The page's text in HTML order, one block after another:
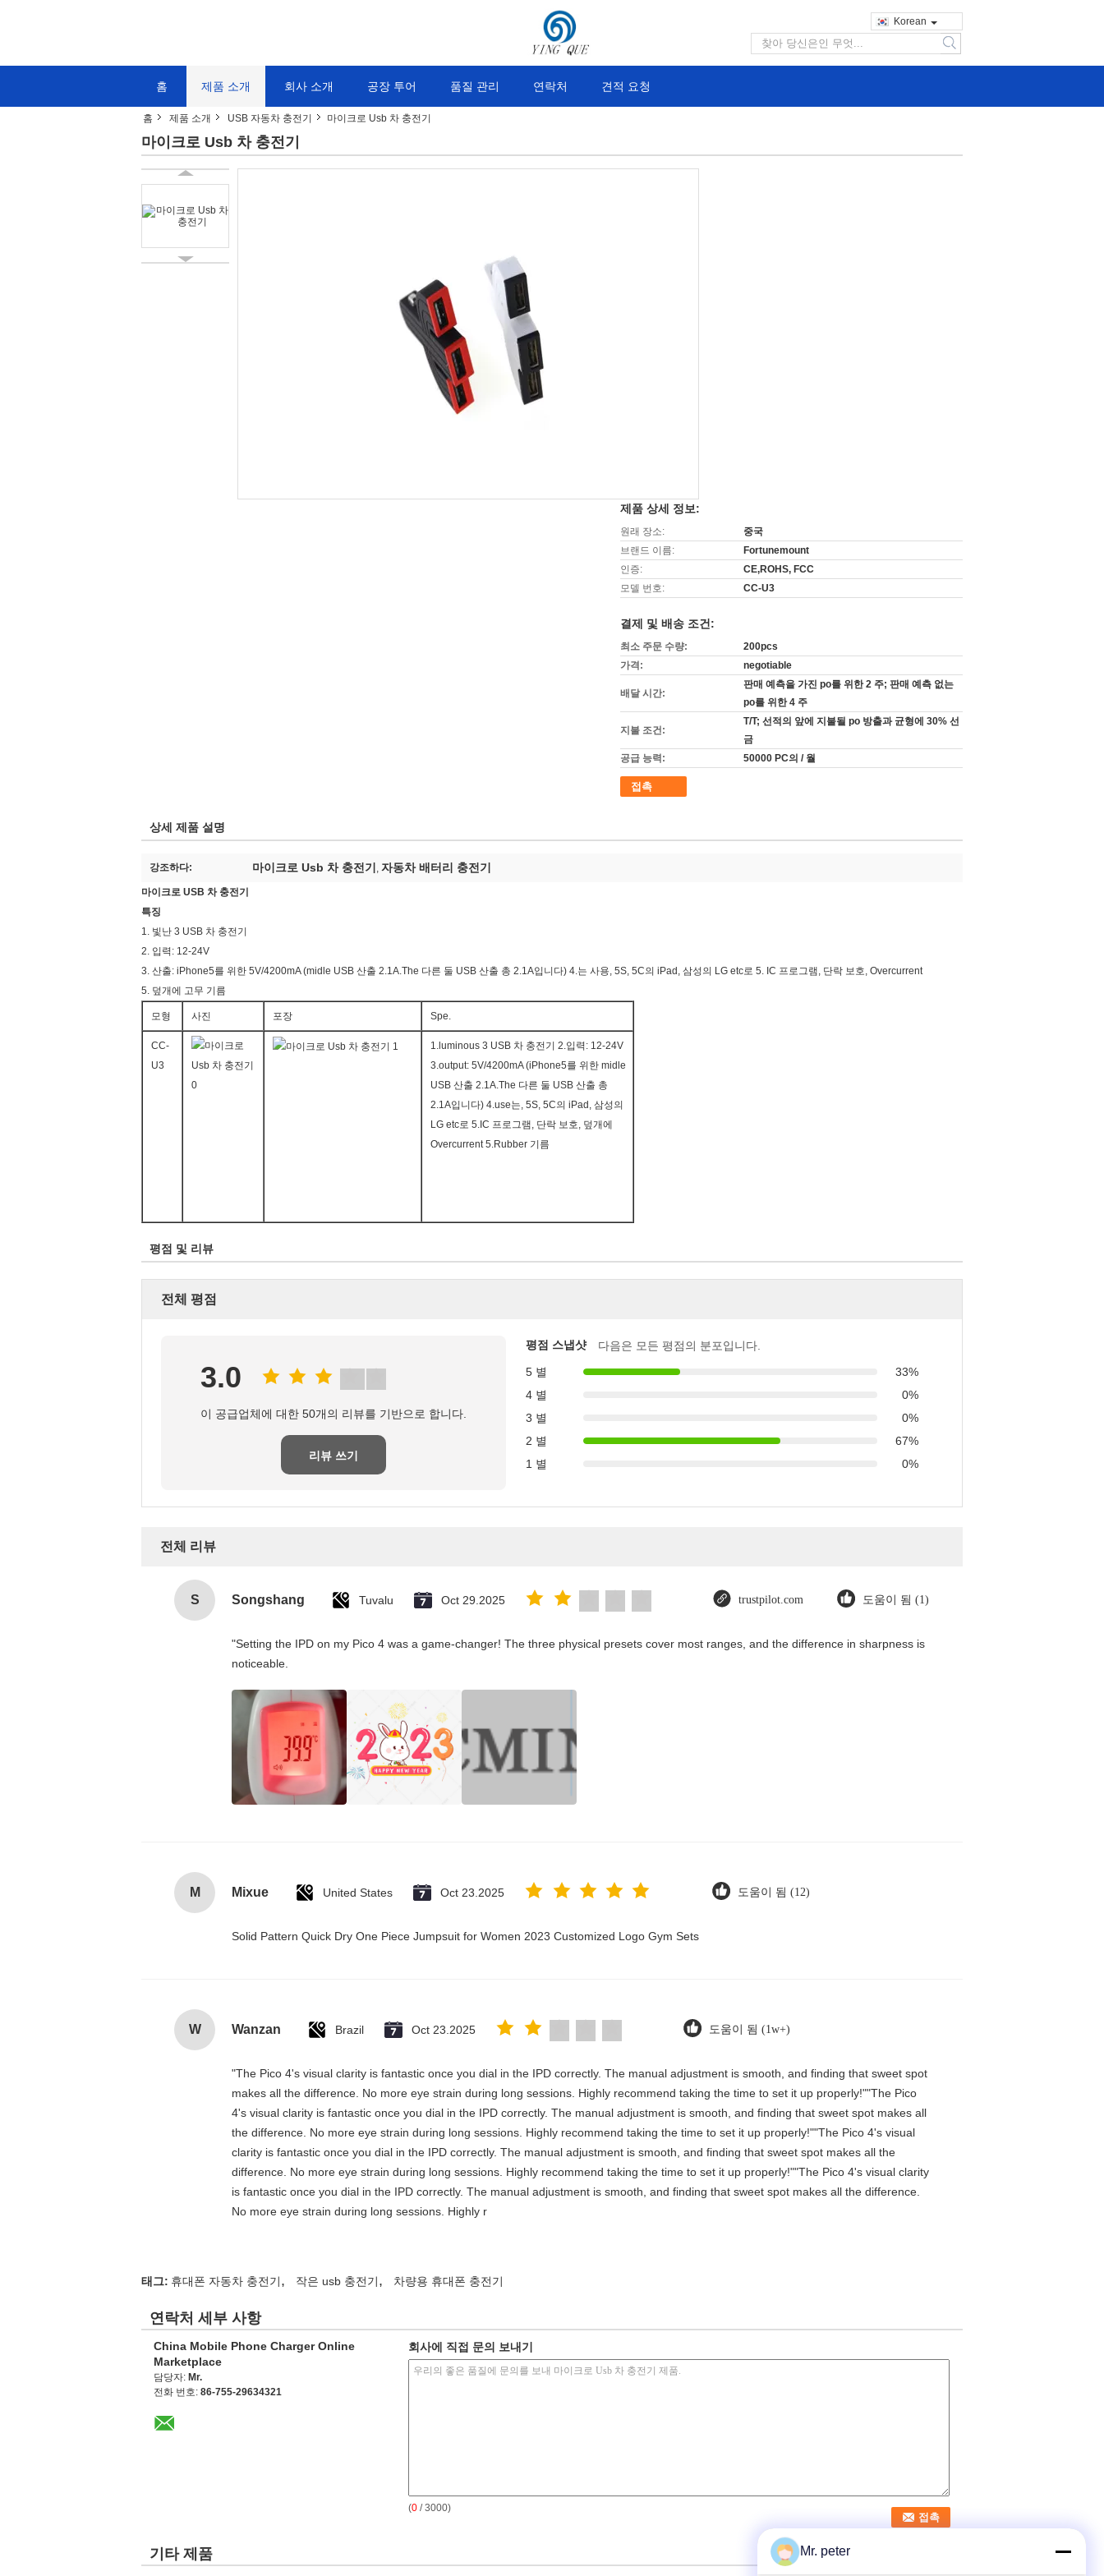
Korean
search
홈 제품 소개 회사 소개 공장 투어 품질 관리 연락처 견적 요청
홈 제품 소개 USB 자동차 충전기 마이크로 Usb 차 충전기
마이크로 Usb 차 충전기
제품 상세 정보:
원래 장소:
중국
브랜드 이름:
Fortunemount
인증:
CE,ROHS, FCC
모델 번호:
CC-U3
결제 및 배송 조건:
최소 주문 수량:
200pcs
가격:
negotiable
배달 시간:
판매 예측을 가진 po를 위한 2 주; 판매 예측 없는
po를 위한 4 주
지불 조건:
T/T; 선적의 앞에 지불될 po 방출과 균형에 30% 선
금
공급 능력:
50000 PC의 / 월
접촉
상세 제품 설명
강조하다: 마이크로 Usb 차 충전기 , 자동차 배터리 충전기
마이크로 USB 차 충전기
특징
1. 빛난 3 USB 차 충전기
2. 입력: 12-24V
3. 산출: iPhone5를 위한 5V/4200mA (midle USB 산출 2.1A.The 다른 둘 USB 산출 총 2.1A입니다) 4.는 사용, 5S, 5C의 iPad, 삼성의 LG etc로 5. IC 프로그램, 단락 보호, Overcurrent
5. 덮개에 고무 기름
모형 사진 포장 Spe.
CC-
U3
1.luminous 3 USB 차 충전기 2.입력: 12-24V
3.output: 5V/4200mA (iPhone5를 위한 midle
USB 산출 2.1A.The 다른 둘 USB 산출 총
2.1A입니다) 4.use는, 5S, 5C의 iPad, 삼성의
LG etc로 5.IC 프로그램, 단락 보호, 덮개에
Overcurrent 5.Rubber 기름
평점 및 리뷰
전체 평점
3.0
이 공급업체에 대한 50개의 리뷰를 기반으로 합니다.
리뷰 쓰기
평점 스냅샷
다음은 모든 평점의 분포입니다.
5 별
33%
4 별
0%
3 별
0%
2 별
67%
1 별
0%
전체 리뷰
S Songshang Tuvalu Oct 29.2025 trustpilot.com 도움이 됨 (1)
"Setting the IPD on my Pico 4 was a game-changer! The three physical presets cover most ranges, and the difference in sharpness is
noticeable.
M Mixue United States Oct 23.2025 도움이 됨 (12)
Solid Pattern Quick Dry One Piece Jumpsuit for Women 2023 Customized Logo Gym Sets
W Wanzan Brazil Oct 23.2025 도움이 됨 (1w+)
"The Pico 4's visual clarity is fantastic once you dial in the IPD correctly. The manual adjustment is smooth, and finding that sweet spot
makes all the difference. No more eye strain during long sessions. Highly recommend taking the time to set it up properly!""The Pico
4's visual clarity is fantastic once you dial in the IPD correctly. The manual adjustment is smooth, and finding that sweet spot makes all
the difference. No more eye strain during long sessions. Highly recommend taking the time to set it up properly!""The Pico 4's visual
clarity is fantastic once you dial in the IPD correctly. The manual adjustment is smooth, and finding that sweet spot makes all the
difference. No more eye strain during long sessions. Highly recommend taking the time to set it up properly!""The Pico 4's visual clarity
is fantastic once you dial in the IPD correctly. The manual adjustment is smooth, and finding that sweet spot makes all the difference.
No more eye strain during long sessions. Highly r
태그: 휴대폰 자동차 충전기, 작은 usb 충전기, 차량용 휴대폰 충전기
연락처 세부 사항
China Mobile Phone Charger Online
Marketplace
담당자: Mr.
전화 번호: 86-755-29634321
회사에 직접 문의 보내기
(0 / 3000)
기타 제품 Mr. peter